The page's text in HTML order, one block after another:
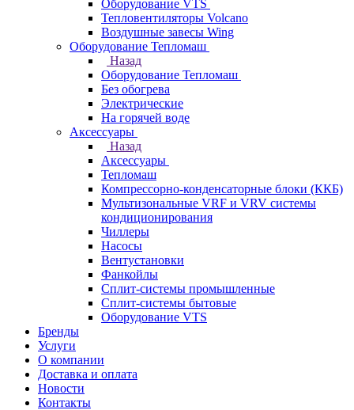
Оборудование VTS
Тепловентиляторы Volcano
Воздушные завесы Wing
Оборудование Тепломаш
Назад
Оборудование Тепломаш
Без обогрева
Электрические
На горячей воде
Аксессуары
Назад
Аксессуары
Тепломаш
Компрессорно-конденсаторные блоки (ККБ)
Мультизональные VRF и VRV системы
кондиционирования
Чиллеры
Насосы
Вентустановки
Фанкойлы
Сплит-системы промышленные
Сплит-системы бытовые
Оборудование VTS
Бренды
Услуги
О компании
Доставка и оплата
Новости
Контакты